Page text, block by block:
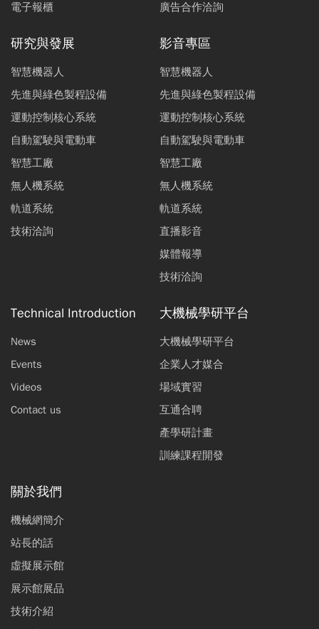
電子報櫃
廣告合作洽詢
研究與發展
智慧機器人
先進與綠色製程設備
運動控制核心系統
自動駕駛與電動車
智慧工廠
無人機系統
軌道系統
技術洽詢
影音專區
智慧機器人
先進與綠色製程設備
運動控制核心系統
自動駕駛與電動車
智慧工廠
無人機系統
軌道系統
直播影音
媒體報導
技術洽詢
Technical Introduction
News
Events
Videos
Contact us
大機械學研平台
大機械學研平台
企業人才媒合
場域實習
互通合聘
產學研計畫
訓練課程開發
關於我們
機械網簡介
站長的話
虛擬展示館
展示館展品
技術介紹